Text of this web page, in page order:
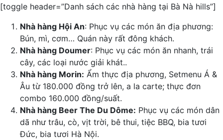
[toggle header=”Danh sách các nhà hàng tại Bà Nà hills”]
Nhà hàng Hội An: Phục vụ các món ăn địa phương:
Bún, mì, cơm… Quán này rất đông khách.
Nhà hàng Doumer: Phục vụ các món ăn nhanh, trái
cây, các loại nước giải khát..
Nhà hàng Morin: Ẩm thực địa phương, Setmenu Á &
Âu từ 180.000 đồng trở lên, a la carte; thực đơn
combo 160.000 đồng/suất.
Nhà hàng Beer The Du Dôme: Phục vụ các món dân
dã như trâu, cò, vịt trời, bê thui, tiệc BBQ, bia tươi
Đức, bia tươi Hà Nội.